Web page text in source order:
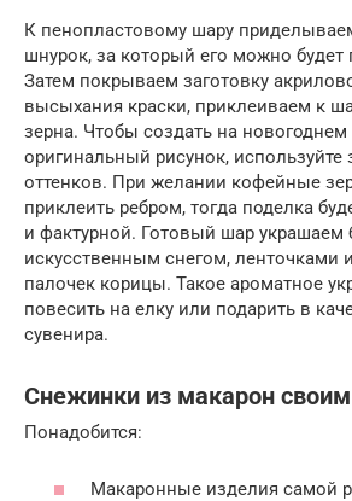
К пенопластовому шару
шнурок, за который его можно будет
Затем покрываем заготовку
высыхания краски, приклеиваем к
зерна. Чтобы создать на
оригинальный рисунок, используйте
оттенков. При желании кофейные
приклеить ребром, тогда поделка
и фактурной. Готовый шар украшаем
искусственным снегом, ленточками
палочек корицы. Такое ароматное
повесить на елку или подарить в
сувенира.
Снежинки из макарон
Понадобится:
Макаронные изделия самой